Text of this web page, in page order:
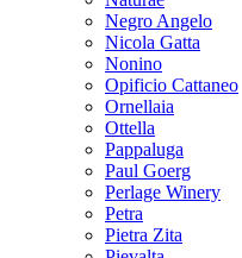
Negro Angelo
Nicola Gatta
Nonino
Opificio Cattaneo
Ornellaia
Ottella
Pappaluga
Paul Goerg
Perlage Winery
Petra
Pietra Zita